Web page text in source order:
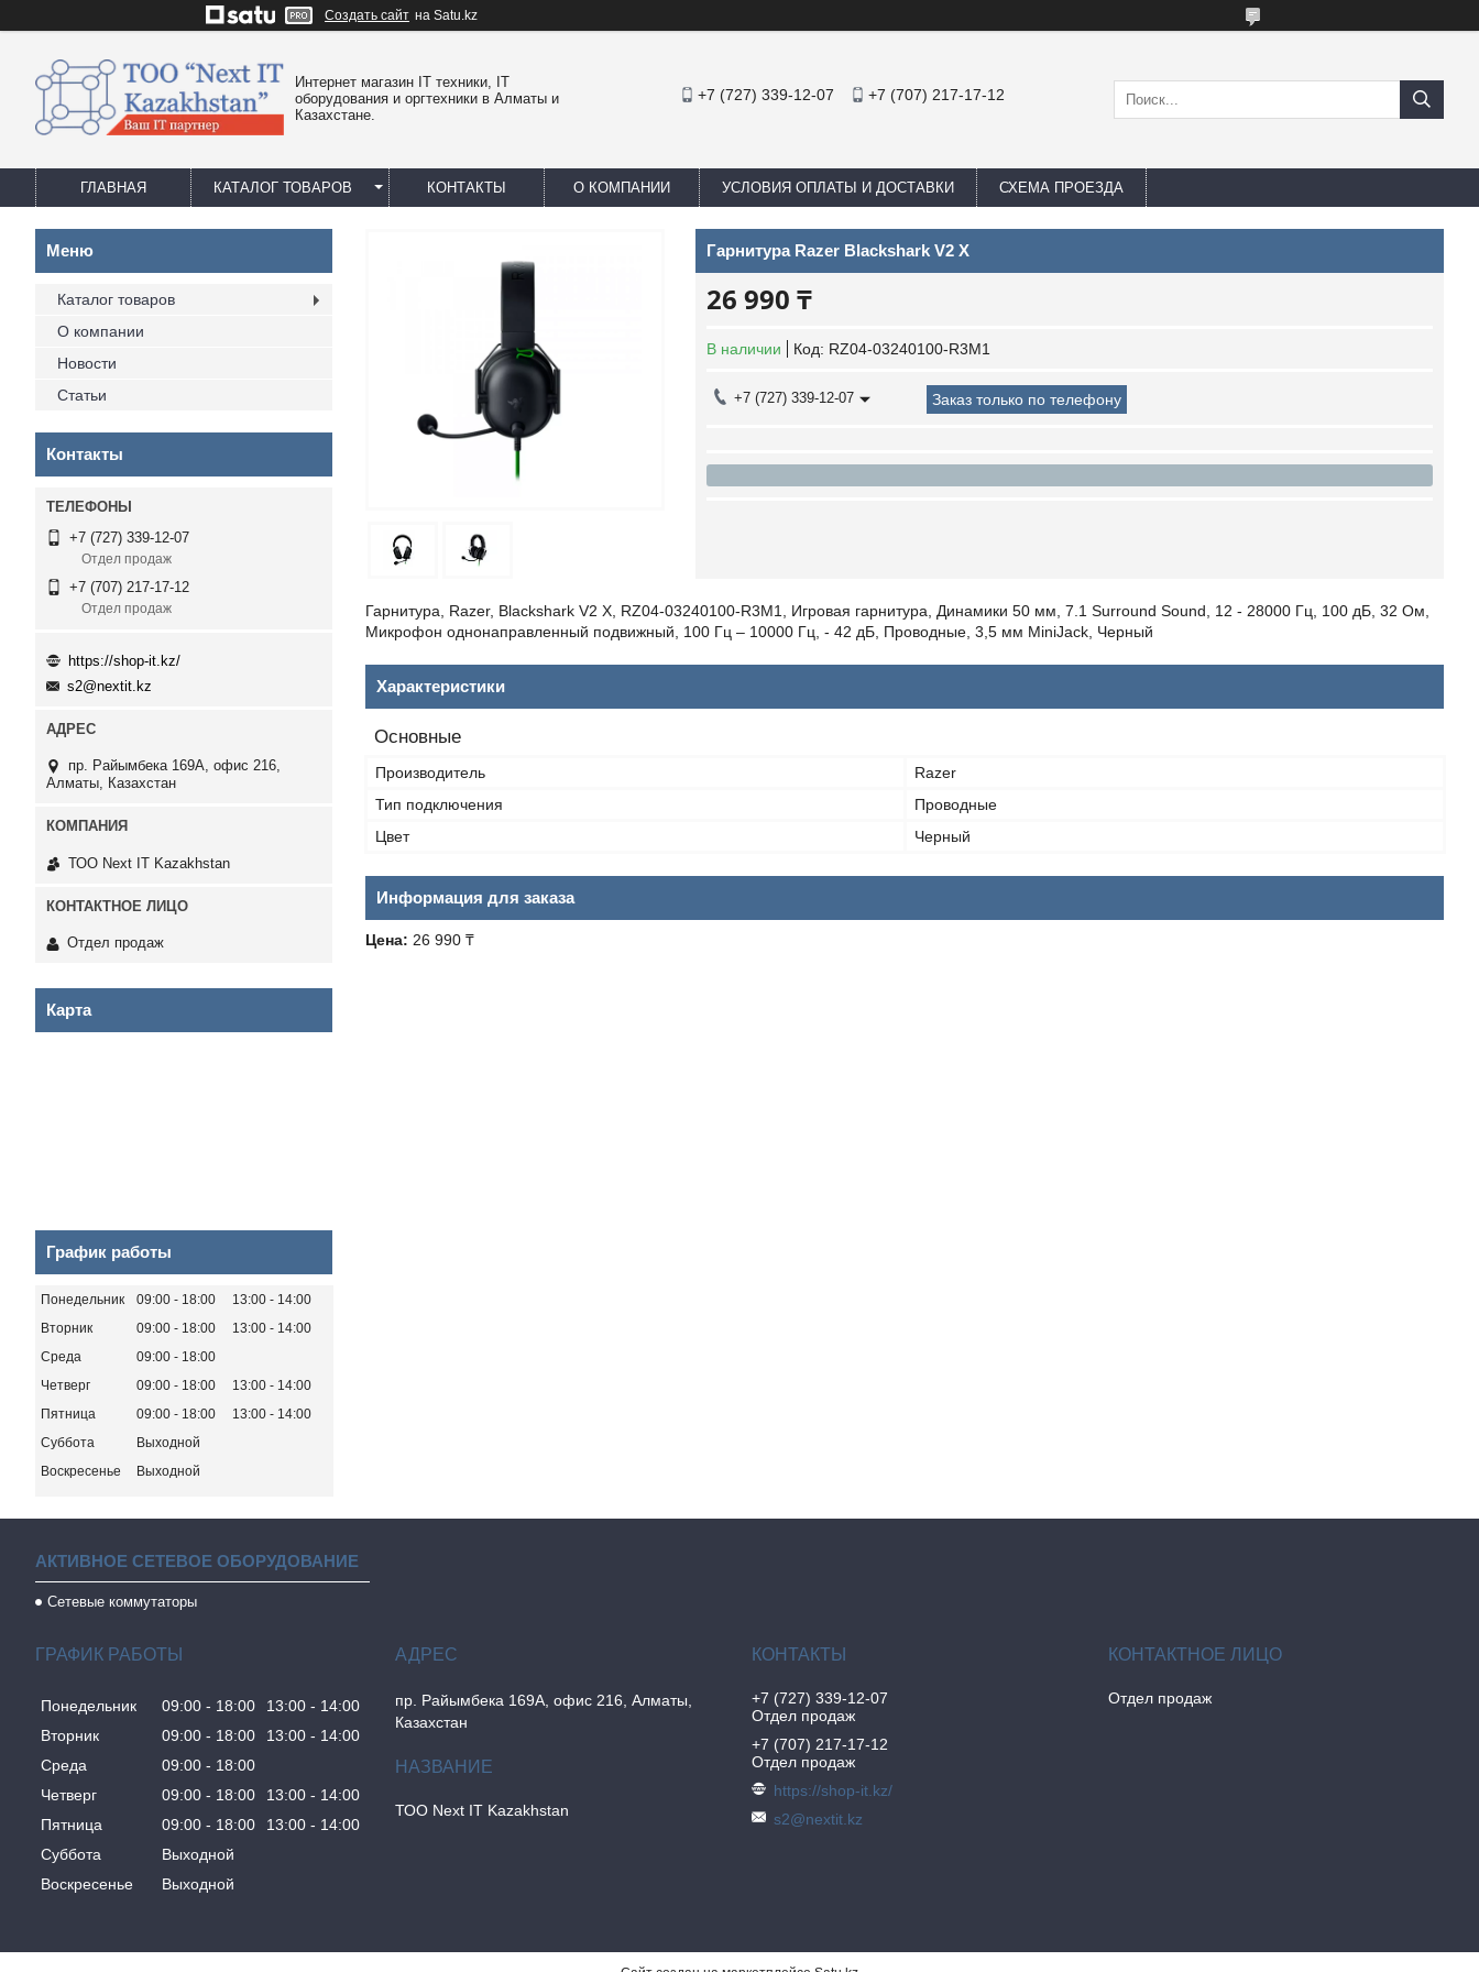
Создать сайт на Satu.kz
Интернет магазин IT техники, IT
оборудования и оргтехники в Алматы и
Казахстане.
+7 (727) 339-12-07 +7 (707) 217-17-12
ГЛАВНАЯ КАТАЛОГ ТОВАРОВ КОНТАКТЫ О КОМПАНИИ УСЛОВИЯ ОПЛАТЫ И ДОСТАВКИ СХЕМА ПРОЕЗДА
Гарнитура Razer Blackshark V2 X
26 990 ₸
В наличии Код: RZ04-03240100-R3M1
+7 (727) 339-12-07 Заказ только по телефону
Гарнитура, Razer, Blackshark V2 X, RZ04-03240100-R3M1, Игровая гарнитура, Динамики 50 мм, 7.1 Surround Sound, 12 - 28000 Гц, 100 дБ, 32 Ом,
Микрофон однонаправленный подвижный, 100 Гц – 10000 Гц, - 42 дБ, Проводные, 3,5 мм MiniJack, Черный
Характеристики
Основные
Производитель
Razer
Тип подключения
Проводные
Цвет
Черный
Информация для заказа
Цена: 26 990 ₸
Каталог товаров
О компании
Новости
Статьи
Контакты
+7 (727) 339-12-07
Отдел продаж
+7 (707) 217-17-12
Отдел продаж
https://shop-it.kz/
s2@nextit.kz
пр. Райымбека 169А, офис 216,
Алматы, Казахстан
ТОО Next IT Kazakhstan
Отдел продаж
Карта
График работы
Понедельник 09:00 18:00 13:00
14:00
Вторник
09:00 18:00 13:00
14:00
Среда
09:00
18:00
Четверг
09:00 18:00 13:00
14:00
Пятница
09:00 18:00 13:00
14:00
Суббота
Выходной
Воскресенье
Выходной
АКТИВНОЕ СЕТЕВОЕ ОБОРУДОВАНИЕ
Сетевые коммутаторы
ГРАФИК РАБОТЫ
Понедельник 09:00 18:00 13:00
14:00
Вторник
09:00 18:00 13:00
14:00
Среда
09:00
18:00
Четверг
09:00 18:00 13:00
14:00
Пятница
09:00 18:00 13:00
14:00
Суббота
Выходной
Воскресенье
Выходной
пр. Райымбека 169А, офис 216, Алматы,
Казахстан
ТОО Next IT Kazakhstan
+7 (727) 339-12-07
Отдел продаж
+7 (707) 217-17-12
Отдел продаж
https://shop-it.kz/
s2@nextit.kz
Отдел продаж